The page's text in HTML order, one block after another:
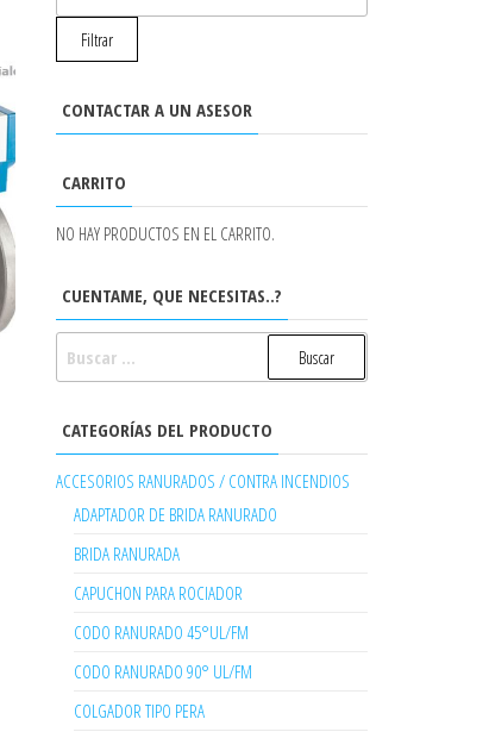
MÁXIMO
Filtrar
CONTACTAR A UN ASESOR
CARRITO
NO HAY PRODUCTOS EN EL CARRITO.
CUENTAME, QUE NECESITAS..?
CATEGORÍAS DEL PRODUCTO
ACCESORIOS RANURADOS / CONTRA INCENDIOS
ADAPTADOR DE BRIDA RANURADO
BRIDA RANURADA
CAPUCHON PARA ROCIADOR
CODO RANURADO 45°UL/FM
CODO RANURADO 90° UL/FM
COLGADOR TIPO PERA